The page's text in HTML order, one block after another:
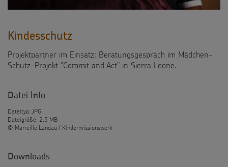
Kindesschutz
Projektpartner im Einsatz: Beratungsgespräch im Mädchen-
Schutz-Projekt "Commit and Act" in Sierra Leone.
Datei Info
Dateityp: JPG
Dateigröße: 2,5 MB
© Marreille Landau / Kindermissionswerk
Downloads